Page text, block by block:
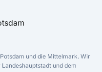
und die Mittelmark. Wir
und dem